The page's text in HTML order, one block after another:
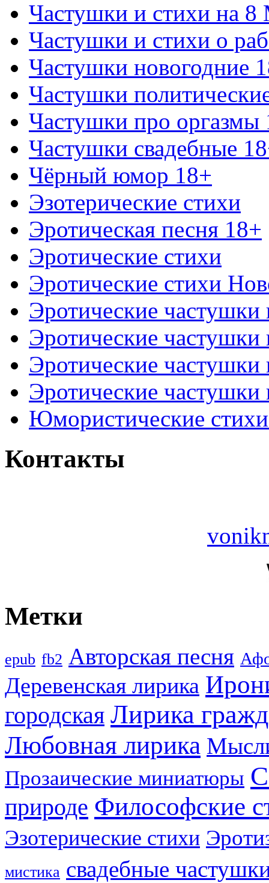
Частушки и стихи на 8
Частушки и стихи о
Частушки новогодние
Частушки
Частушки про оргазмы
Частушки свадебные
Чёрный юмор 18+
Эзотерические стихи
Эротическая песня 18+
Эротические стихи
Эротические стихи
Эротические
Эротические
Эротические
Эротические
Юмористические
Контакты
Метки
epub fb2 Авторская песня
Деревенская лирика
городская Лирика
Любовная лирика
Прозаические миниатюры
природе Философские
Эзотерические стихи
мистика свадебные